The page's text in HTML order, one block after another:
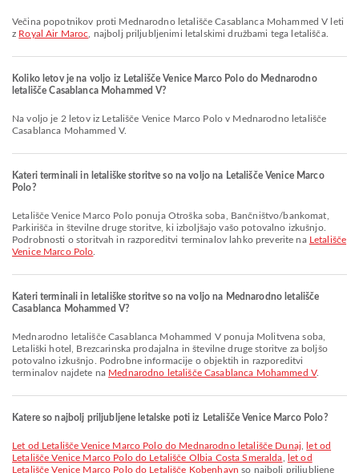
Večina popotnikov proti Mednarodno letališče Casablanca Mohammed V leti
z Royal Air Maroc , najbolj priljubljenimi letalskimi družbami tega letališča.
Koliko letov je na voljo iz Letališče Venice Marco Polo do Mednarodno
letališče Casablanca Mohammed V?
Na voljo je 2 letov iz Letališče Venice Marco Polo v Mednarodno letališče
Casablanca Mohammed V.
Kateri terminali in letališke storitve so na voljo na Letališče Venice Marco
Polo?
Letališče Venice Marco Polo ponuja Otroška soba, Bančništvo/bankomat,
Parkirišča in številne druge storitve, ki izboljšajo vašo potovalno izkušnjo.
Podrobnosti o storitvah in razporeditvi terminalov lahko preverite na Letališče
Venice Marco Polo
Kateri terminali in letališke storitve so na voljo na Mednarodno letališče
Casablanca Mohammed V?
Mednarodno letališče Casablanca Mohammed V ponuja Molitvena soba,
Letališki hotel, Brezcarinska prodajalna in številne druge storitve za boljšo
potovalno izkušnjo. Podrobne informacije o objektih in razporeditvi
terminalov najdete na Mednarodno letališče Casablanca Mohammed V.
Katere so najbolj priljubljene letalske poti iz Letališče Venice Marco Polo?
let od Letališče Venice Marco Polo do Mednarodno letališče Dunaj
let od
Letališče Venice Marco Polo do Letališče Olbia Costa Smeralda
let od
Letališče Venice Marco Polo do Letališče Kobenhavn so najbolj priljubljene